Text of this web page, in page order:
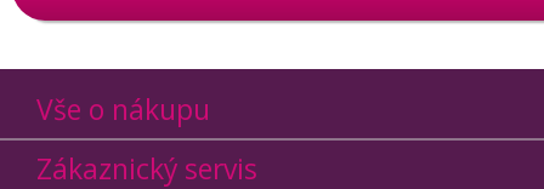
Vše o nákupu
Zákaznický servis